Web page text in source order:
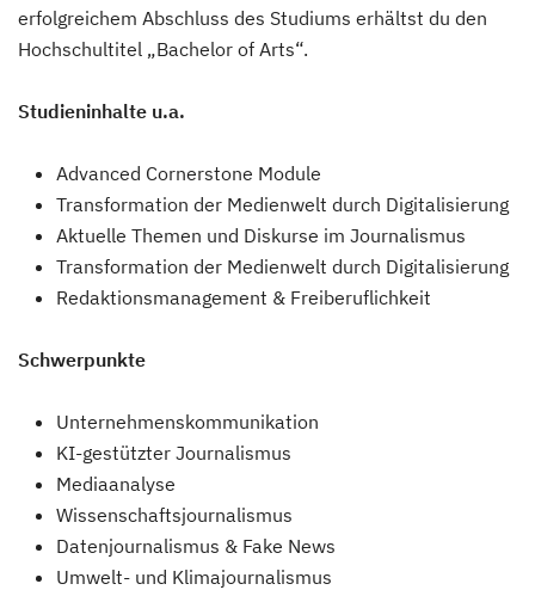
erfolgreichem Abschluss des Studiums erhältst du den
Hochschultitel „Bachelor of Arts“.
Studieninhalte u.a.
Advanced Cornerstone Module
Transformation der Medienwelt durch Digitalisierung
Aktuelle Themen und Diskurse im Journalismus
Transformation der Medienwelt durch Digitalisierung
Redaktionsmanagement & Freiberuflichkeit
Schwerpunkte
Unternehmenskommunikation
KI-gestützter Journalismus
Mediaanalyse
Wissenschaftsjournalismus
Datenjournalismus & Fake News
Umwelt- und Klimajournalismus